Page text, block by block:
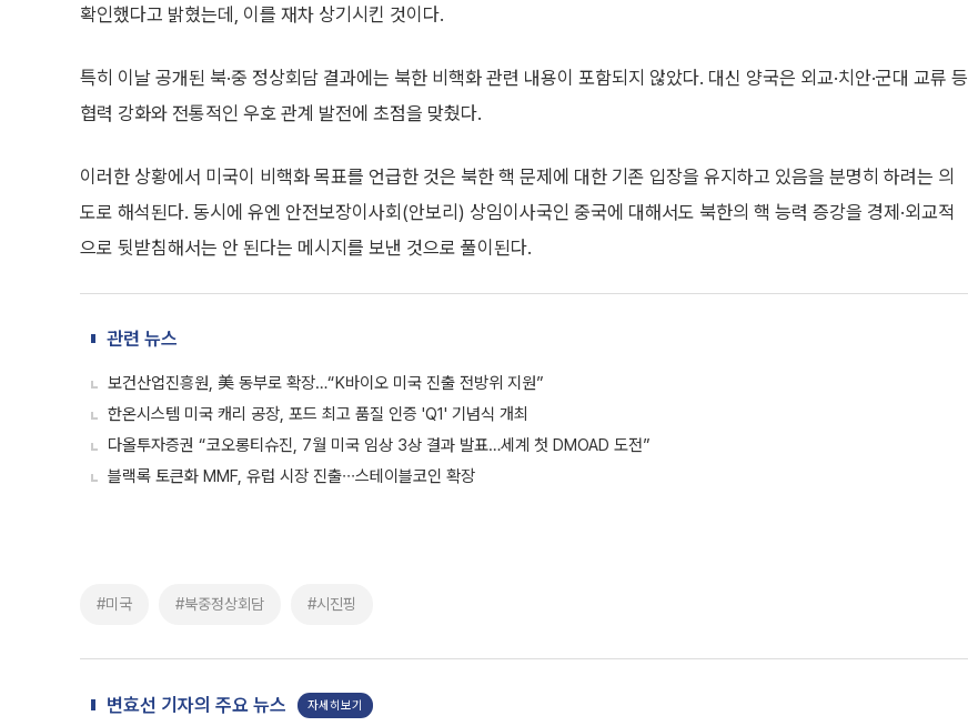
확인했다고 밝혔는데, 이를 재차 상기시킨 것이다.
특히 이날 공개된 북·중 정상회담 결과에는 북한 비핵화 관련 내용이 포함되지 않았다. 대신 양국은 외교·치안·군대 교류 등
협력 강화와 전통적인 우호 관계 발전에 초점을 맞췄다.
이러한 상황에서 미국이 비핵화 목표를 언급한 것은 북한 핵 문제에 대한 기존 입장을 유지하고 있음을 분명히 하려는 의
도로 해석된다. 동시에 유엔 안전보장이사회(안보리) 상임이사국인 중국에 대해서도 북한의 핵 능력 증강을 경제·외교적
으로 뒷받침해서는 안 된다는 메시지를 보낸 것으로 풀이된다.
관련 뉴스
보건산업진흥원, 美 동부로 확장…“K바이오 미국 진출 전방위 지원”
한온시스템 미국 캐리 공장, 포드 최고 품질 인증 'Q1' 기념식 개최
다올투자증권 “코오롱티슈진, 7월 미국 임상 3상 결과 발표…세계 첫 DMOAD 도전”
블랙록 토큰화 MMF, 유럽 시장 진출∙∙∙스테이블코인 확장
#미국 #북중정상회담 #시진핑
변효선 기자의 주요 뉴스 자세히보기